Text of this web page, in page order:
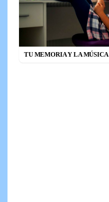
TU MEMORIA Y LA MÚSICA